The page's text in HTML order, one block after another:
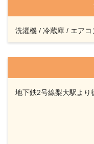
洗濯機 / 冷蔵庫 / エアコ
地下鉄2号線梨大駅よ